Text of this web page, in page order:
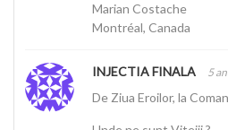
Marian Costache
Montréal, Canada
INJECTIA FINALA 5
De Ziua Eroilor, la